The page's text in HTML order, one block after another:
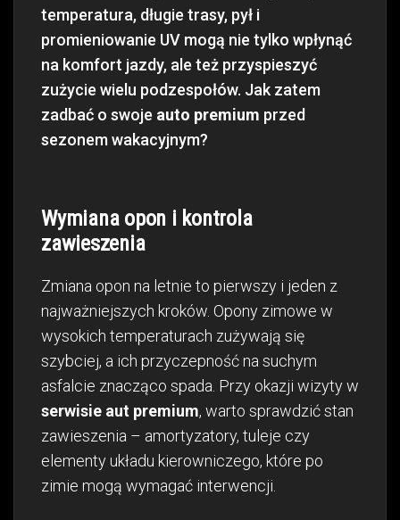
temperatura, długie trasy, pył i
promieniowanie UV mogą nie tylko wpłynąć
na komfort jazdy, ale też przyspieszyć
zużycie wielu podzespołów. Jak zatem
zadbać o swoje auto premium przed
sezonem wakacyjnym?
Wymiana opon i kontrola
zawieszenia
Zmiana opon na letnie to pierwszy i jeden z
najważniejszych kroków. Opony zimowe w
wysokich temperaturach zużywają się
szybciej, a ich przyczepność na suchym
asfalcie znacząco spada. Przy okazji wizyty w
serwisie aut premium, warto sprawdzić stan
zawieszenia – amortyzatory, tuleje czy
elementy układu kierowniczego, które po
zimie mogą wymagać interwencji.